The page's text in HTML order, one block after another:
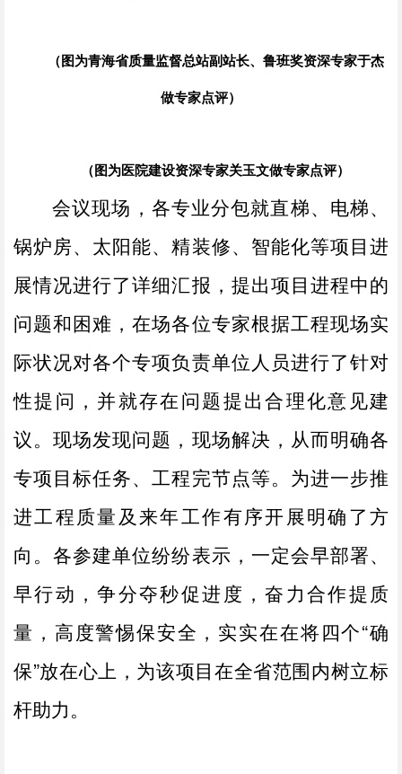
（图为青海省质量监督总站副站长、鲁班奖资深专家于杰
做专家点评）
（图为医院建设资深专家关玉文做专家点评）
会议现场，各专业分包就直梯、电梯、
锅炉房、太阳能、精装修、智能化等项目进
展情况进行了详细汇报，提出项目进程中的
问题和困难，在场各位专家根据工程现场实
际状况对各个专项负责单位人员进行了针对
性提问，并就存在问题提出合理化意见建
议。现场发现问题，现场解决，从而明确各
专项目标任务、工程完节点等。为进一步推
进工程质量及来年工作有序开展明确了方
向。各参建单位纷纷表示，一定会早部署、
早行动，争分夺秒促进度，奋力合作提质
量，高度警惕保安全，实实在在将四个“确
保”放在心上，为该项目在全省范围内树立标
杆助力。